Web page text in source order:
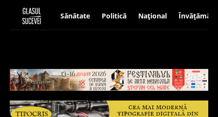
Sănătate Politică Național Învățământ